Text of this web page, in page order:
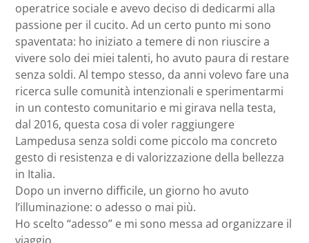
operatrice sociale e avevo deciso di dedicarmi alla
passione per il cucito. Ad un certo punto mi sono
spaventata: ho iniziato a temere di non riuscire a
vivere solo dei miei talenti, ho avuto paura di restare
senza soldi. Al tempo stesso, da anni volevo fare una
ricerca sulle comunità intenzionali e sperimentarmi
in un contesto comunitario e mi girava nella testa,
dal 2016, questa cosa di voler raggiungere
Lampedusa senza soldi come piccolo ma concreto
gesto di resistenza e di valorizzazione della bellezza
in Italia.
Dopo un inverno difficile, un giorno ho avuto
l’illuminazione: o adesso o mai più.
Ho scelto “adesso” e mi sono messa ad organizzare il